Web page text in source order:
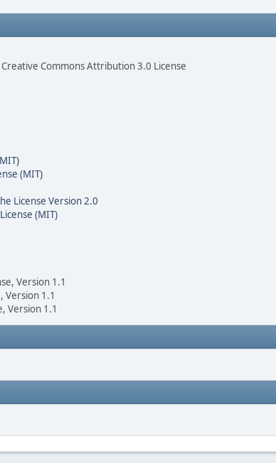
Commons Attribution 3.0 License
(MIT)
License Version 2.0
(MIT)
Version 1.1
Version 1.1
Version 1.1